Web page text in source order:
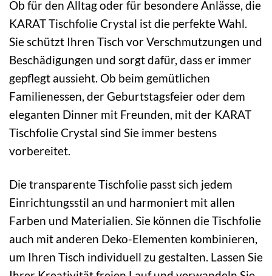
Ob für den Alltag oder für besondere Anlässe, die
KARAT Tischfolie Crystal ist die perfekte Wahl.
Sie schützt Ihren Tisch vor Verschmutzungen und
Beschädigungen und sorgt dafür, dass er immer
gepflegt aussieht. Ob beim gemütlichen
Familienessen, der Geburtstagsfeier oder dem
eleganten Dinner mit Freunden, mit der KARAT
Tischfolie Crystal sind Sie immer bestens
vorbereitet.
Die transparente Tischfolie passt sich jedem
Einrichtungsstil an und harmoniert mit allen
Farben und Materialien. Sie können die Tischfolie
auch mit anderen Deko-Elementen kombinieren,
um Ihren Tisch individuell zu gestalten. Lassen Sie